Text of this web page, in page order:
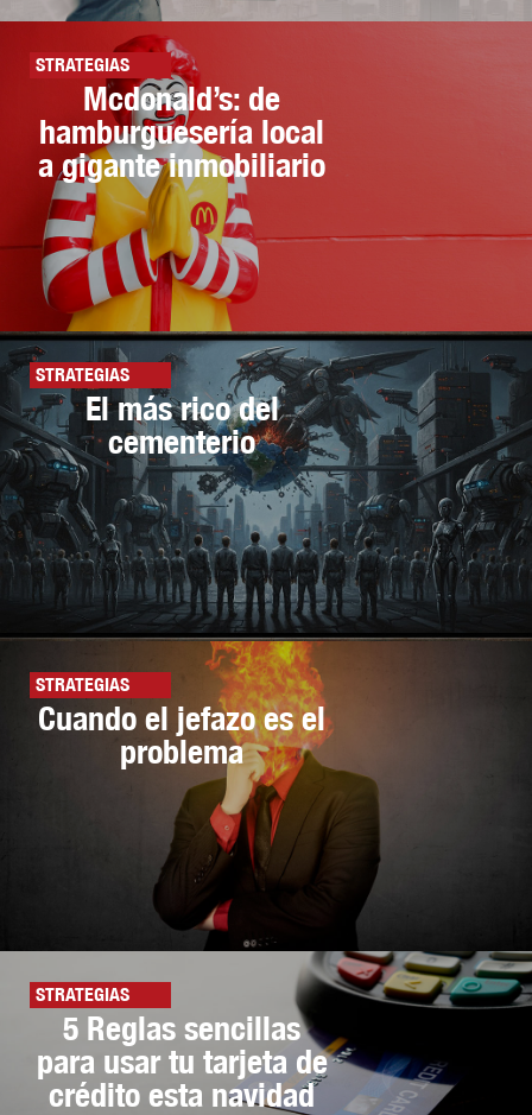
STRATEGIAS
Mcdonald’s: de
hamburguesería local
a gigante inmobiliario
STRATEGIAS
El más rico del
cementerio
STRATEGIAS
Cuando el jefazo es el
problema
STRATEGIAS
5 Reglas sencillas
para usar tu tarjeta de
crédito esta navidad